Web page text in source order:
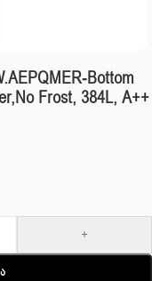
Bottom
Frost, 384L, A++
+